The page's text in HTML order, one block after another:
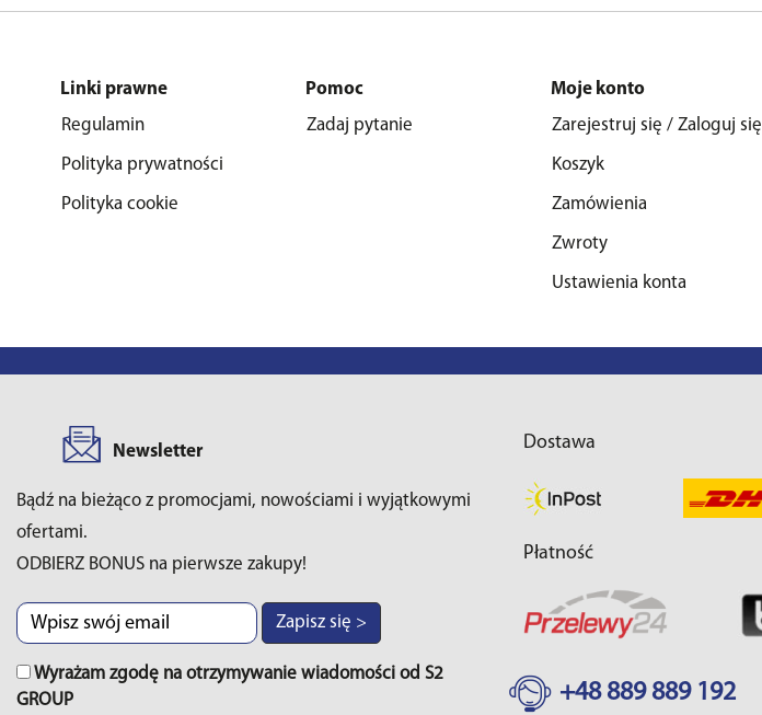
Linki prawne
Regulamin
Polityka prywatności
Polityka cookie
Pomoc
Zadaj pytanie
Moje konto
Zarejestruj się / Zaloguj się
Koszyk
Zamówienia
Zwroty
Ustawienia konta
Newsletter
Bądź na bieżąco z promocjami, nowościami i wyjątkowymi
ofertami.
ODBIERZ BONUS na pierwsze zakupy!
Zapisz się >
Wyrażam zgodę na otrzymywanie wiadomości od S2
GROUP
Dostawa
Płatność
+48 889 889 192